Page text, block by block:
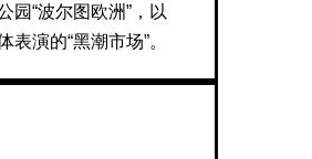
园“波尔图欧洲”，以
表演的“黑潮市场”。